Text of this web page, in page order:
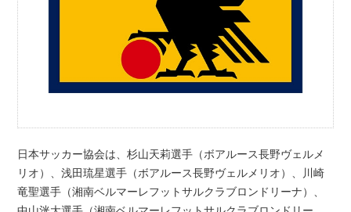
日本サッカー協会は、杉山天莉選手（ボアルース長野ヴェルメ
リオ）、浅田琉星選手（ボアルース長野ヴェルメリオ）、川崎
竜聖選手（湘南ベルマーレフットサルクラブロンドリーナ）、